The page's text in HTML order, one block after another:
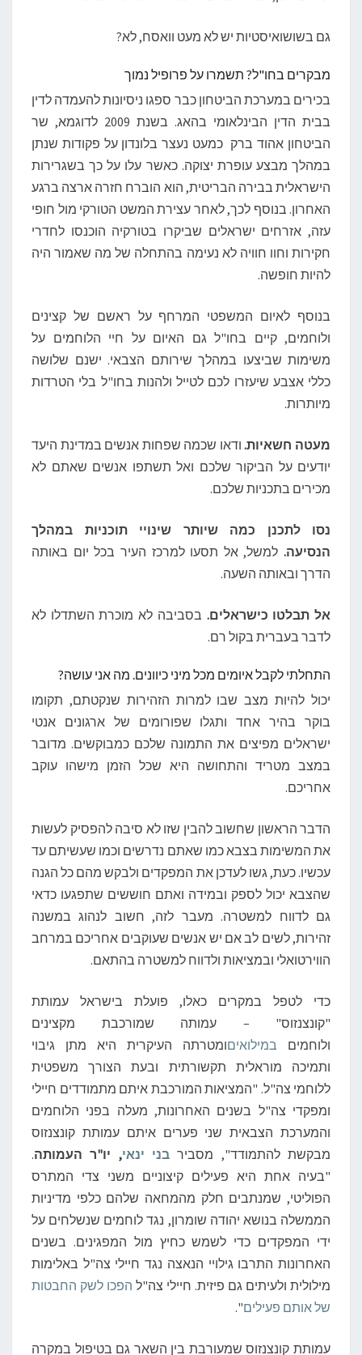
גם בשושואיסטיות יש לא מעט וואסח, לא?
מבקרים בחו"ל? תשמרו על פרופיל נמוך
בכירים במערכת הביטחון כבר ספגו ניסיונות להעמדה לדין
בבית הדין הבינלאומי בהאג. בשנת 2009 לדוגמא, שר
הביטחון אהוד ברק כמעט נעצר בלונדון על פקודות שנתן
במהלך מבצע עופרת יצוקה. כאשר עלו על כך בשגרירות
הישראלית בבירה הבריטית, הוא הוברח חזרה ארצה ברגע
האחרון. בנוסף לכך, לאחר עצירת המשט הטורקי מול חופי
עזה, אזרחים ישראלים שביקרו בטורקיה הוכנסו לחדרי
חקירות וחוו חוויה לא נעימה בהתחלה של מה שאמור היה
להיות חופשה.
בנוסף לאיום המשפטי המרחף על ראשם של קצינים
ולוחמים, קיים בחו"ל גם האיום על חיי הלוחמים על
משימות שביצעו במהלך שירותם הצבאי. ישנם שלושה
כללי אצבע שיעזרו לכם לטייל ולהנות בחו"ל בלי הטרדות
מיותרות.
מעטה חשאיות.ודאו שכמה שפחות אנשים במדינת היעד
יודעים על הביקור שלכם ואל תשתפו אנשים שאתם לא
מכירים בתכניות שלכם.
נסו לתכנן כמה שיותר שינויי תוכניות במהלך
הנסיעה.למשל, אל תסעו למרכז העיר בכל יום באותה
הדרך ובאותה השעה.
אל תבלטו כישראלים.בסביבה לא מוכרת השתדלו לא
לדבר בעברית בקול רם.
התחלתי לקבל איומים מכל מיני כיוונים. מה אני עושה?
יכול להיות מצב שבו למרות הזהירות שנקטתם, תקומו
בוקר בהיר אחד ותגלו שפורומים של ארגונים אנטי
ישראלים מפיצים את התמונה שלכם כמבוקשים. מדובר
במצב מטריד והתחושה היא שכל הזמן מישהו עוקב
אחריכם.
הדבר הראשון שחשוב להבין שזו לא סיבה להפסיק לעשות
את המשימות בצבא כמו שאתם נדרשים וכמו שעשיתם עד
עכשיו. כעת, גשו לעדכן את המפקדים ולבקש מהם כל הגנה
שהצבא יכול לספק ובמידה ואתם חוששים שתפגעו כדאי
גם לדווח למשטרה. מעבר לזה, חשוב לנהוג במשנה
זהירות, לשים לב אם יש אנשים שעוקבים אחריכם במרחב
הווירטואלי ובמציאות ולדווח למשטרה בהתאם.
כדי לטפל במקרים כאלו, פועלת בישראל עמותת
"קונצנזוס" – עמותה שמורכבת מקצינים
ולוחמים במילואיםומטרתה העיקרית היא מתן גיבוי
ותמיכה מוראלית תקשורתית ובעת הצורך משפטית
ללוחמי צה"ל. "המציאות המורכבת איתם מתמודדים חיילי
ומפקדי צה"ל בשנים האחרונות, מעלה בפני הלוחמים
והמערכת הצבאית שני פערים איתם עמותת קונצנזוס
מבקשת להתמודד", מסביר בני ינאי, יו"ר העמותה.
"בעיה אחת היא פעילים קיצוניים משני צדי המתרס
הפוליטי, שמנתבים חלק מהמחאה שלהם כלפי מדיניות
הממשלה בנושא יהודה שומרון, נגד לוחמים שנשלחים על
ידי המפקדים כדי לשמש כחיץ מול המפגינים. בשנים
האחרונות התרבו גילויי הנאצה נגד חיילי צה"ל באלימות
מילולית ולעיתים גם פיזית. חיילי צה"ל הפכו לשק החבטות
של אותם פעילים".
עמותת קונצנזוס שמעורבת בין השאר גם בטיפול במקרה